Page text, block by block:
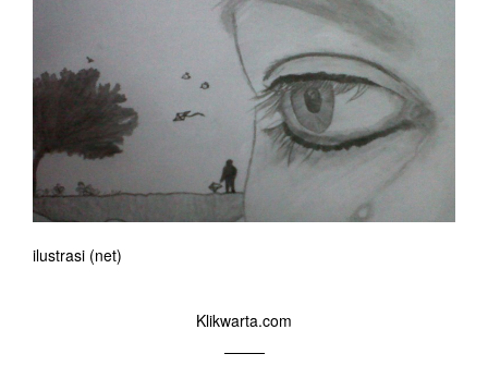
ilustrasi (net)
Klikwarta.com